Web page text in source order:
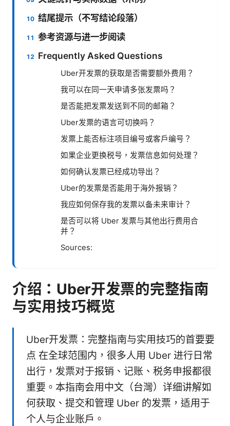
结尾提示（不写结论段落）
参考资源与进一步阅读
Frequently Asked Questions
Uber开发票的获取是否需要额外费用？
我可以在同一天申请多张发票吗？
是否能把发票发送到不同的邮箱？
Uber发票的语言可切换吗？
发票上能否标注项目编号或客户编号？
如果企业更换税号，发票信息如何处理？
如何确认发票已经成功导出？
Uber的发票是否能用于海外报销？
我应如何保存我的发票以备未来审计？
是否可以将 Uber 发票与其他出行费用合
并？
Sources:
介绍：Uber开发票的完整指南
与实用技巧概览
Uber开发票：完整指南与实用技巧的首要要
点 在全球范围内，很多人用 Uber 进行日常
出行，发票对于报销、记账、税务申报都很
重要。本指南会用中文（台灣）详细讲解如
何获取、提交和管理 Uber 的发票，适用于
个人与企业账户。